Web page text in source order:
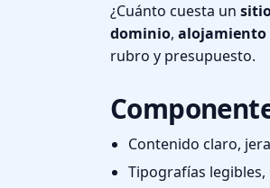
¿Cuánto cuesta un
dominio, alojamiento
rubro y presupuesto.
Contenido claro,
Tipografías